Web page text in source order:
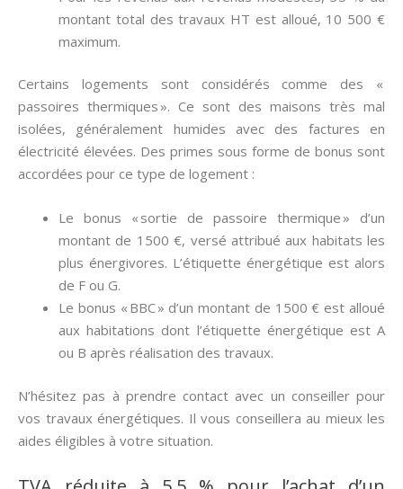
montant total des travaux HT est alloué, 10 500 €
maximum.
Certains logements sont considérés comme des «
passoires thermiques ». Ce sont des maisons très mal
isolées, généralement humides avec des factures en
électricité élevées. Des primes sous forme de bonus sont
accordées pour ce type de logement :
Le bonus « sortie de passoire thermique » d’un
montant de 1500 €, versé attribué aux habitats les
plus énergivores. L’étiquette énergétique est alors
de F ou G.
Le bonus « BBC » d’un montant de 1500 € est alloué
aux habitations dont l’étiquette énergétique est A
ou B après réalisation des travaux.
N’hésitez pas à prendre contact avec un conseiller pour
vos travaux énergétiques. Il vous conseillera au mieux les
aides éligibles à votre situation.